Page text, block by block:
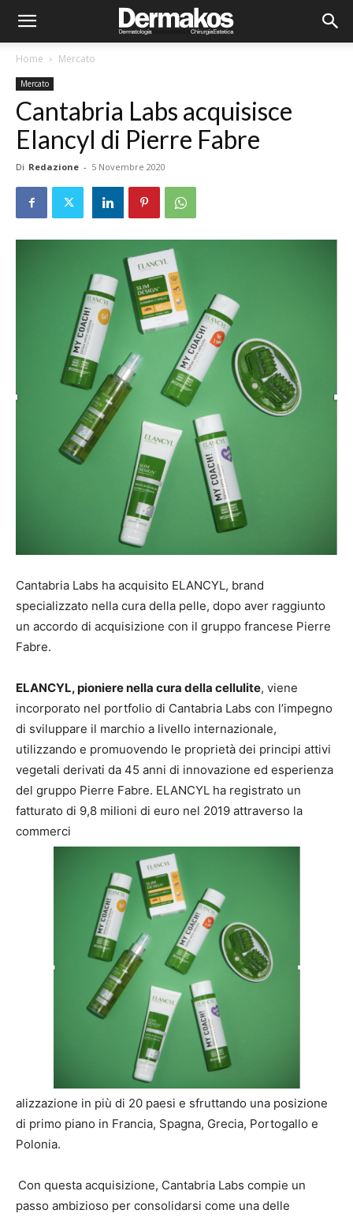
Home Mercato
Mercato
Cantabria Labs acquisisce
Elancyl di Pierre Fabre
Di Redazione - 5 Novembre 2020
Cantabria Labs ha acquisito ELANCYL, brand
specializzato nella cura della pelle, dopo aver raggiunto
un accordo di acquisizione con il gruppo francese Pierre
Fabre.
ELANCYL, pioniere nella cura della cellulite, viene
incorporato nel portfolio di Cantabria Labs con l’impegno
di sviluppare il marchio a livello internazionale,
utilizzando e promuovendo le proprietà dei principi attivi
vegetali derivati da 45 anni di innovazione ed esperienza
del gruppo Pierre Fabre. ELANCYL ha registrato un
fatturato di 9,8 milioni di euro nel 2019 attraverso la
commerci
alizzazione in più di 20 paesi e sfruttando una posizione
di primo piano in Francia, Spagna, Grecia, Portogallo e
Polonia.
Con questa acquisizione, Cantabria Labs compie un
passo ambizioso per consolidarsi come una delle